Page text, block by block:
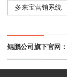
多来宝营销系统
鲲鹏公司旗下官网：